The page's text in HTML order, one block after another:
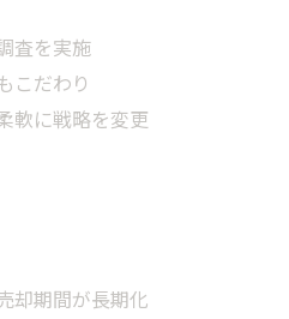
査を実施
こだわり
軟に戦略を変更
却期間が長期化